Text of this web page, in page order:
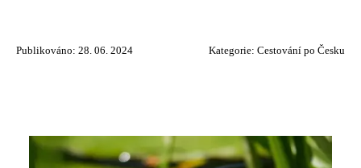
Publikováno: 28. 06. 2024 Kategorie: Cestování po Česku